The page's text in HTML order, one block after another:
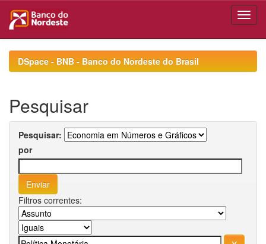
navigationDSpace - BNB - Banco do Nordeste do Brasil
Pesquisar
Pesquisar:
por
Filtros correntes: